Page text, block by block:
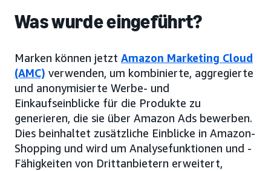
Was wurde eingeführt?
Marken können jetzt Amazon Marketing Cloud
(AMC) verwenden, um kombinierte, aggregierte
und anonymisierte Werbe- und
Einkaufseinblicke für die Produkte zu
generieren, die sie über Amazon Ads bewerben.
Dies beinhaltet zusätzliche Einblicke in Amazon-
Shopping und wird um Analysefunktionen und -
Fähigkeiten von Drittanbietern erweitert,